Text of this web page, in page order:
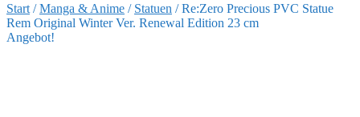
Start /Manga & Anime / Statuen /Re:Zero Precious PVC Statue
Rem Original Winter Ver. Renewal Edition 23 cm
Angebot!